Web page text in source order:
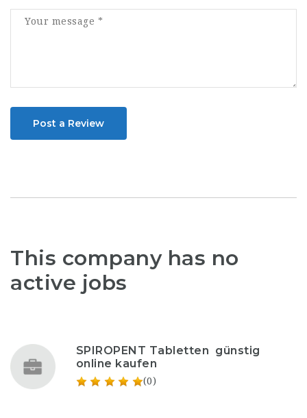
Post a Review
This company has no
active jobs
SPIROPENT Tabletten ️ günstig
online kaufen
(0)